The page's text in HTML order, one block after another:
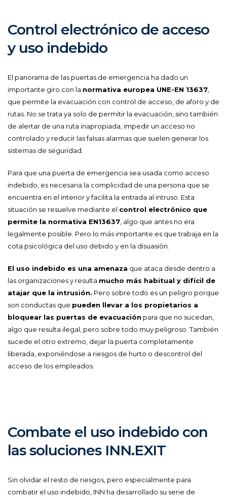
Control electrónico de acceso
y uso indebido
El panorama de las puertas de emergencia ha dado un
importante giro con la normativa europea UNE-EN 13637
que permite la evacuación con control de acceso, de aforo y de
rutas. No se trata ya solo de permitir la evacuación, sino también
de alertar de una ruta inapropiada, impedir un acceso no
controlado y reducir las falsas alarmas que suelen generar los
sistemas de seguridad.
Para que una puerta de emergencia sea usada como acceso
indebido, es necesaria la complicidad de una persona que se
encuentra en el interior y facilita la entrada al intruso. Esta
situación se resuelve mediante el control electrónico que
permite la normativa EN13637 , algo que antes no era
legalmente posible. Pero lo más importante es que trabaja en la
cota psicológica del uso debido y en la disuasión.
El uso indebido es una amenaza que ataca desde dentro a
las organizaciones y resulta mucho más habitual y difícil de
atajar que la intrusión. Pero sobre todo es un peligro porque
son conductas que pueden llevar a los propietarios a
bloquear las puertas de evacuación para que no sucedan,
algo que resulta ilegal, pero sobre todo muy peligroso. También
sucede el otro extremo, dejar la puerta completamente
liberada, exponiéndose a riesgos de hurto o descontrol del
acceso de los empleados.
Combate el uso indebido con
las soluciones INN.EXIT
Sin olvidar el resto de riesgos, pero especialmente para
combatir el uso indebido, INN ha desarrollado su serie de